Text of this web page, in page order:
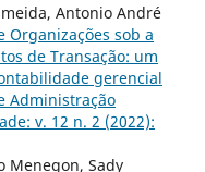
Antonio André
Organizações sob a
de Transação: um
gerencial
Administração
v. 12 n. 2 (2022):
Menegon, Sady